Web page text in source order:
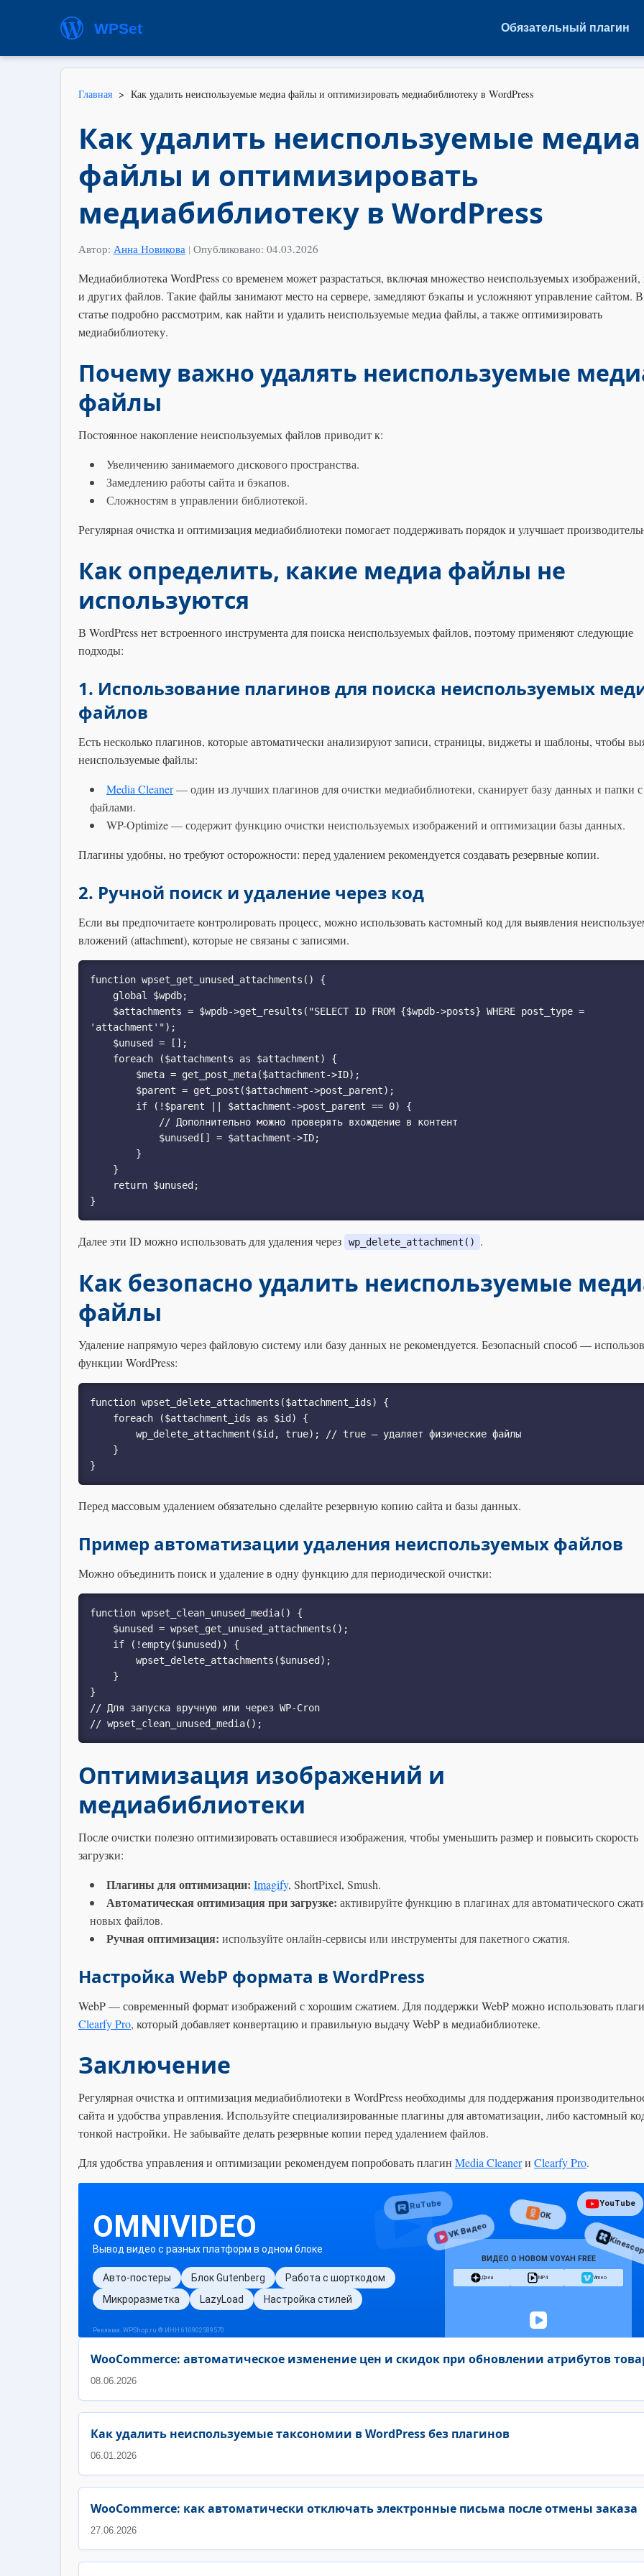
WPSet Обязательный плагин
Главная > Как удалить неиспользуемые медиа файлы и оптимизировать медиабиблиотеку в WordPress
Как удалить неиспользуемые медиа
файлы и оптимизировать
медиабиблиотеку в WordPress
Автор: Анна Новикова | Опубликовано: 04.03.2026
Медиабиблиотека WordPress со временем может разрастаться, включая множество неиспользуемых изображений,
и других файлов. Такие файлы занимают место на сервере, замедляют бэкапы и усложняют управление сайтом.
статье подробно рассмотрим, как найти и удалить неиспользуемые медиа файлы, а также оптимизировать
медиабиблиотеку.
Почему важно удалять неиспользуемые
файлы
Постоянное накопление неиспользуемых файлов приводит к:
Увеличению занимаемого дискового пространства.
Замедлению работы сайта и бэкапов.
Сложностям в управлении библиотекой.
Регулярная очистка и оптимизация медиабиблиотеки помогает поддерживать порядок и улучшает
Как определить, какие медиа файлы не
используются
В WordPress нет встроенного инструмента для поиска неиспользуемых файлов, поэтому применяют следующие
подходы:
1. Использование плагинов для поиска неиспользуемых
файлов
Есть несколько плагинов, которые автоматически анализируют записи, страницы, виджеты и шаблоны, чтобы
неиспользуемые файлы:
Media Cleaner— один из лучших плагинов для очистки медиабиблиотеки, сканирует базу данных и папки с
файлами.
WP-Optimize — содержит функцию очистки неиспользуемых изображений и оптимизации базы данных.
Плагины удобны, но требуют осторожности: перед удалением рекомендуется создавать резервные копии.
2. Ручной поиск и удаление через код
Если вы предпочитаете контролировать процесс, можно использовать кастомный код для выявления
вложений (attachment), которые не связаны с записями.
function wpset_get_unused_attachments() {
'attachment'");
}
Далее эти ID можно использовать для удаления через wp_delete_attachment() .
Как безопасно удалить неиспользуемые
файлы
Удаление напрямую через файловую систему или базу данных не рекомендуется. Безопасный способ —
функции WordPress:
function wpset_delete_attachments($attachment_ids) {
}
Перед массовым удалением обязательно сделайте резервную копию сайта и базы данных.
Пример автоматизации удаления неиспользуемых файлов
Можно объединить поиск и удаление в одну функцию для периодической очистки:
function wpset_clean_unused_media() {
}
// Для запуска вручную или через WP-Cron
// wpset_clean_unused_media();
Оптимизация изображений и
медиабиблиотеки
После очистки полезно оптимизировать оставшиеся изображения, чтобы уменьшить размер и повысить скорость
загрузки:
Плагины для оптимизации: Imagify, ShortPixel, Smush.
Автоматическая оптимизация при загрузке: активируйте функцию в плагинах для автоматического
новых файлов.
Ручная оптимизация: используйте онлайн-сервисы или инструменты для пакетного сжатия.
Настройка WebP формата в WordPress
WebP — современный формат изображений с хорошим сжатием. Для поддержки WebP можно использовать
Clearfy Pro, который добавляет конвертацию и правильную выдачу WebP в медиабиблиотеке.
Заключение
Регулярная очистка и оптимизация медиабиблиотеки в WordPress необходимы для поддержания
сайта и удобства управления. Используйте специализированные плагины для автоматизации, либо кастомный
тонкой настройки. Не забывайте делать резервные копии перед удалением файлов.
Для удобства управления и оптимизации рекомендуем попробовать плагин Media Cleanerи Clearfy Pro.
WooCommerce: автоматическое изменение цен и скидок при обновлении атрибутов
08.06.2026
Как удалить неиспользуемые таксономии в WordPress без плагинов
06.01.2026
WooCommerce: как автоматически отключать электронные письма после отмены заказа
27.06.2026